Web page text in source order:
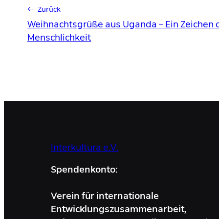
← Zurück
Weihnachtsgrüße aus Uganda – Ein
Menschlichkeit
Interkultura e.V.
Spendenkonto:
Verein für internationale
Entwicklungszusammenarbeit,